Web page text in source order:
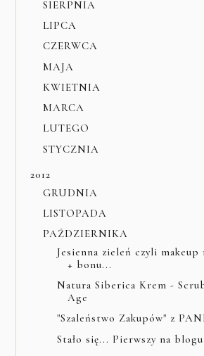
SIERPNIA
LIPCA
CZERWCA
MAJA
KWIETNIA
MARCA
LUTEGO
STYCZNIA
2012
GRUDNIA
LISTOPADA
PAŹDZIERNIKA
Jesienna zieleń czyli makeup
+ bonu...
Natura Siberica Krem -
Age
"Szaleństwo Zakupów" z
Stało się... Pierwszy na